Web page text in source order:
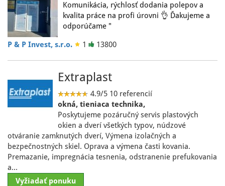
Komunikácia, rýchlosť dodania polepov a
kvalita práce na profi úrovni 👌 Ďakujeme a
odporúčame "
P & P Invest, s.r.o. 1 13800
Extraplast
4.9/5 10 referencií
okná, tieniaca technika,
Poskytujeme pozáručný servis plastových
okien a dverí všetkých typov, núdzové
otváranie zamknutých dverí, Výmena izolačných a
bezpečnostných skiel. Oprava a výmena časti kovania.
Premazanie, impregnácia tesnenia, odstranenie prefukovania
a…
Vyžiadať ponuku